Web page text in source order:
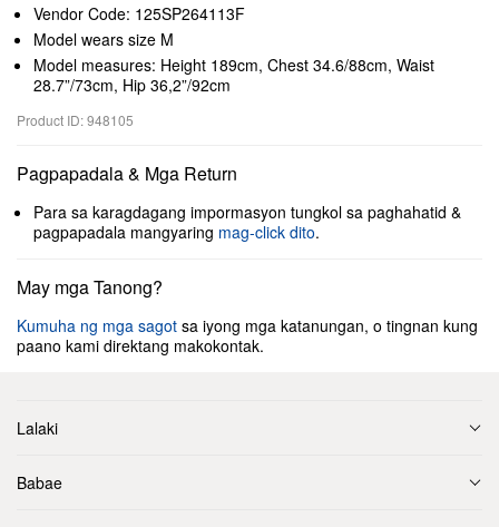
Vendor Code: 125SP264113F
Model wears size M
Model measures: Height 189cm, Chest 34.6/88cm, Waist
28.7”/73cm, Hip 36,2”/92cm
Product ID: 948105
Pagpapadala & Mga Return
Para sa karagdagang impormasyon tungkol sa paghahatid &
pagpapadala mangyaring mag-click dito.
May mga Tanong?
Kumuha ng mga sagot sa iyong mga katanungan, o tingnan kung
paano kami direktang makokontak.
Lalaki
Babae